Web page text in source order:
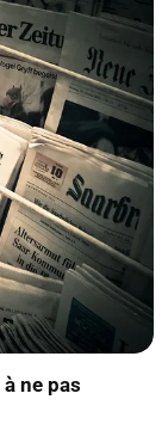
ne pas